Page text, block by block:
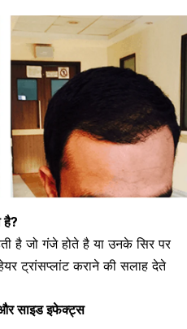
है?
है जो गंजे होते है या उनकेसिर पर
ट्रांसप्लांट कराने की सलाह देते
साइड इफेक्ट्स